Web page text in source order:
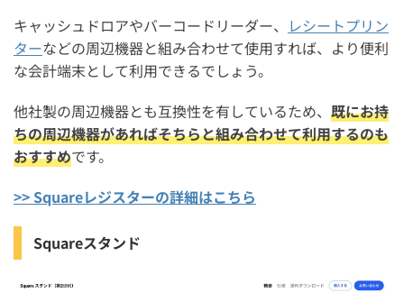
キャッシュドロアやバーコードリーダー、 レシートプリン
ターなどの周辺機器と組み合わせて使用すれば、より便利
な会計端末として利用できるでしょう。
他社製の周辺機器とも互換性を有しているため、 既にお持
ちの周辺機器があればそちらと組み合わせて利用するのも
おすすめです。
>> Squareレジスターの詳細はこちら
Squareスタンド